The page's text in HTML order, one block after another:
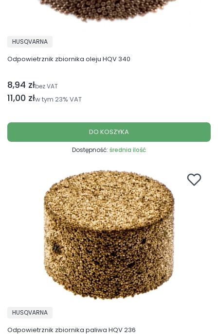
Odpowietrznik zbiornika oleju HQV 340
PRODUCENT
HUSQVARNA
Cena brutto
11,00 złw tym 23% VAT
Cena netto
8,94 złbez VAT
DO KOSZYKA
Dostępność: średnia ilość
Odpowietrznik zbiornika paliwa HQV 236
PRODUCENT
HUSQVARNA